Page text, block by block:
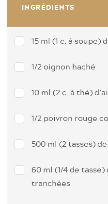
INGRÉDIENTS
15 ml (1 c. à soupe)
1/2 oignon haché
10 ml (2 c. à thé)
1/2 poivron rouge
500 ml (2 tasses)
60 ml (1/4 de tasse)
tranchées